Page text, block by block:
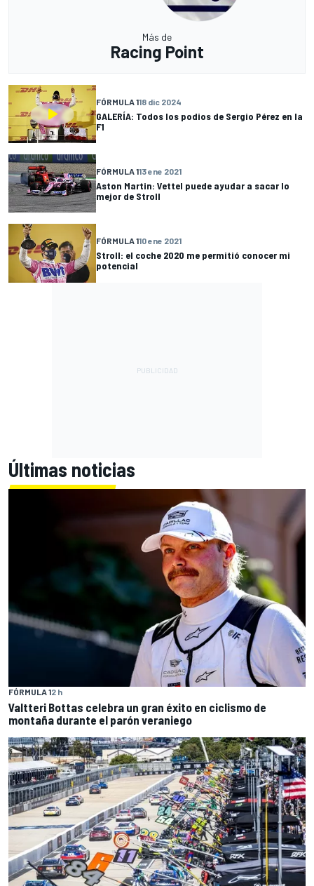
Más de
Racing Point
FÓRMULA 118 dic 2024
GALERÍA: Todos los podios de Sergio Pérez en la
F1
FÓRMULA 113 ene 2021
Aston Martin: Vettel puede ayudar a sacar lo
mejor de Stroll
FÓRMULA 110 ene 2021
Stroll: el coche 2020 me permitió conocer mi
potencial
Últimas noticias
FÓRMULA 12 h
Valtteri Bottas celebra un gran éxito en ciclismo de
montaña durante el parón veraniego